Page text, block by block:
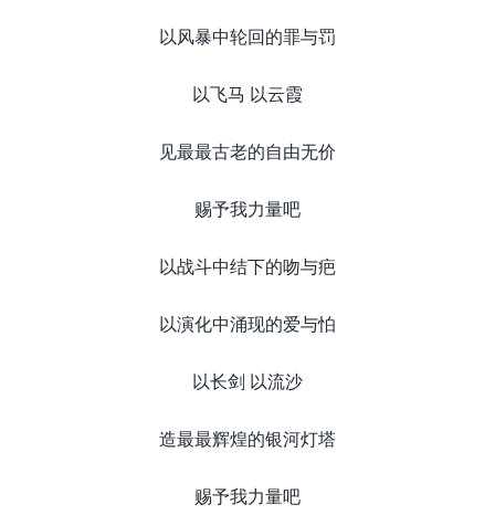
以风暴中轮回的罪与罚
以飞马 以云霞
见最最古老的自由无价
赐予我力量吧
以战斗中结下的吻与疤
以演化中涌现的爱与怕
以长剑 以流沙
造最最辉煌的银河灯塔
赐予我力量吧